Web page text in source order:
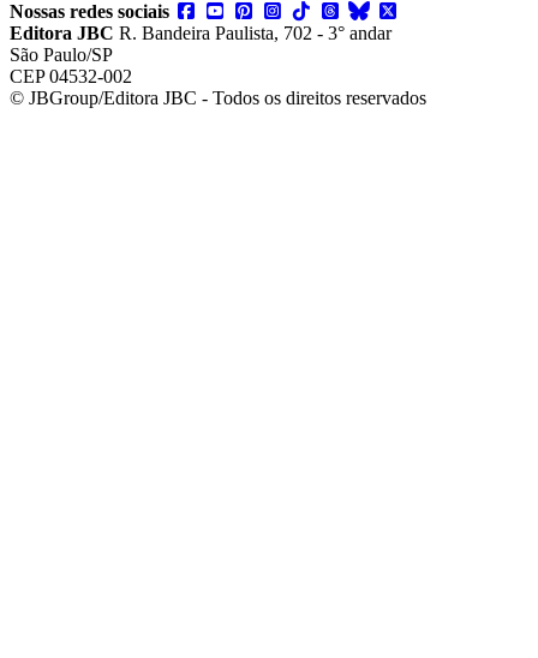
Nossas redes sociais
Editora JBC R. Bandeira Paulista, 702 - 3° andar
São Paulo/SP
CEP 04532-002
© JBGroup/Editora JBC - Todos os direitos reservados